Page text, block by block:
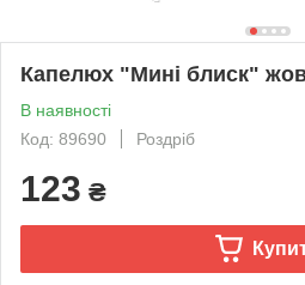
Капелюх "Мині блиск"
В наявності
Код: 89690
Роздріб
123 ₴